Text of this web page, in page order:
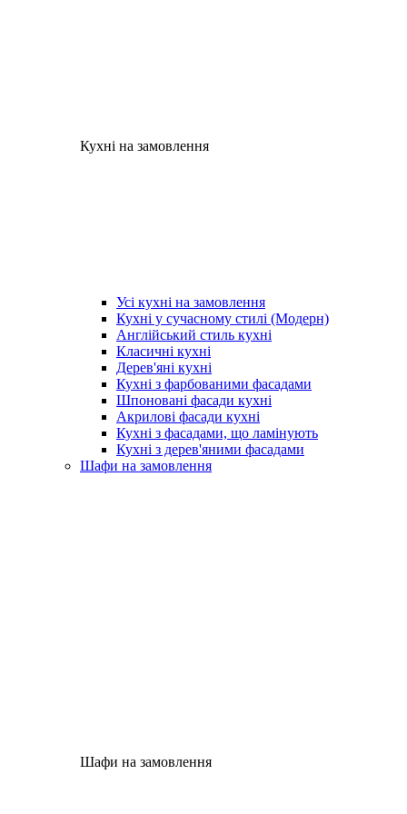
Кухні на замовлення
Усі кухні на замовлення
Кухні у сучасному стилі (Модерн)
Англійський стиль кухні
Класичні кухні
Дерев'яні кухні
Кухні з фарбованими фасадами
Шпоновані фасади кухні
Акрилові фасади кухні
Кухні з фасадами, що ламінують
Кухні з дерев'яними фасадами
Шафи на замовлення
Шафи на замовлення